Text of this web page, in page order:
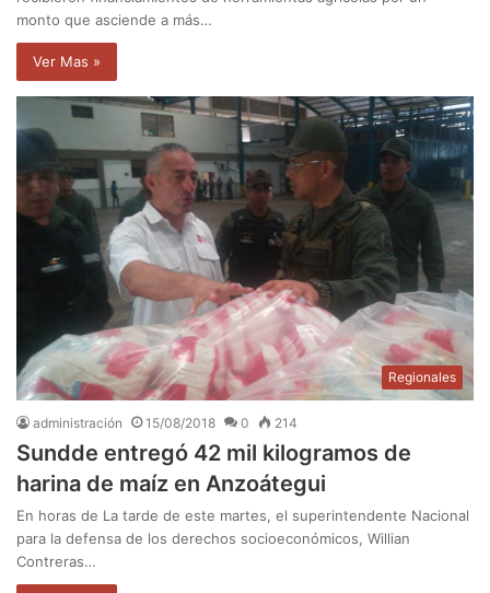
monto que asciende a más…
Ver Mas »
Regionales
administración 15/08/2018 0 214
Sundde entregó 42 mil kilogramos de
harina de maíz en Anzoátegui
En horas de La tarde de este martes, el superintendente Nacional
para la defensa de los derechos socioeconómicos, Willian
Contreras…